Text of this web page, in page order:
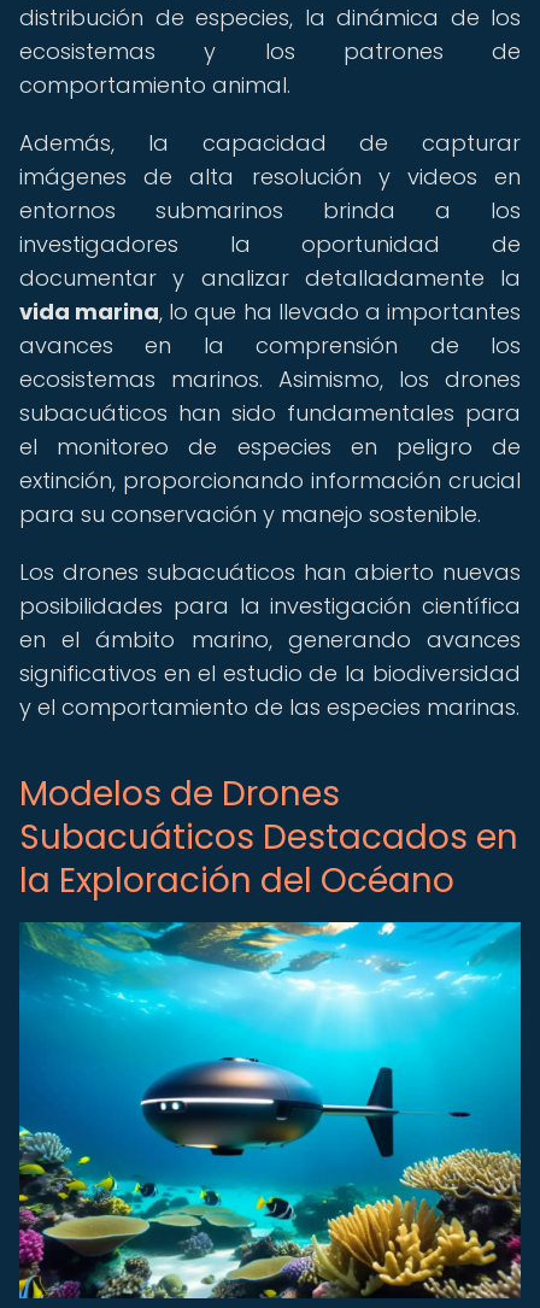
distribución de especies, la dinámica de los
ecosistemas y los patrones de
comportamiento animal.
Además, la capacidad de capturar
imágenes de alta resolución y videos en
entornos submarinos brinda a los
investigadores la oportunidad de
documentar y analizar detalladamente la
vida marina, lo que ha llevado a importantes
avances en la comprensión de los
ecosistemas marinos. Asimismo, los drones
subacuáticos han sido fundamentales para
el monitoreo de especies en peligro de
extinción, proporcionando información crucial
para su conservación y manejo sostenible.
Los drones subacuáticos han abierto nuevas
posibilidades para la investigación científica
en el ámbito marino, generando avances
significativos en el estudio de la biodiversidad
y el comportamiento de las especies marinas.
Modelos de Drones
Subacuáticos Destacados en
la Exploración del Océano